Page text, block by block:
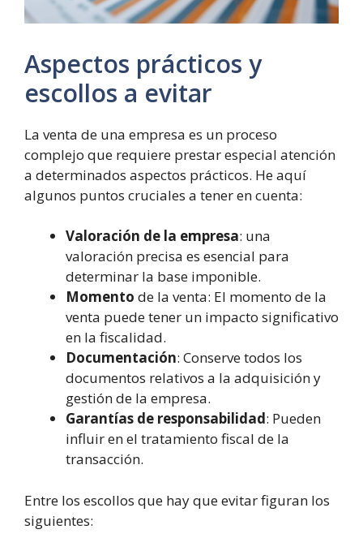
Aspectos prácticos y
escollos a evitar
La venta de una empresa es un proceso
complejo que requiere prestar especial atención
a determinados aspectos prácticos. He aquí
algunos puntos cruciales a tener en cuenta:
Valoración de la empresa: una
valoración precisa es esencial para
determinar la base imponible.
Momento de la venta: El momento de la
venta puede tener un impacto significativo
en la fiscalidad.
Documentación: Conserve todos los
documentos relativos a la adquisición y
gestión de la empresa.
Garantías de responsabilidad: Pueden
influir en el tratamiento fiscal de la
transacción.
Entre los escollos que hay que evitar figuran los
siguientes: